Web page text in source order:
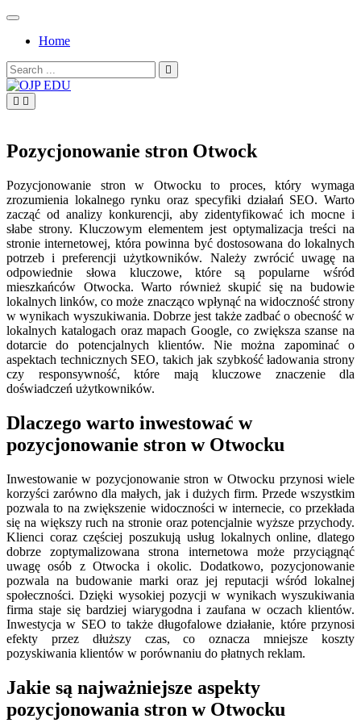
Skip
contentHome
Search
for:
Pozycjonowanie stron Otwock
Pozycjonowanie stron w Otwocku to proces, który wymaga
zrozumienia lokalnego rynku oraz specyfiki działań SEO. Warto
zacząć od analizy konkurencji, aby zidentyfikować ich mocne i
słabe strony. Kluczowym elementem jest optymalizacja treści na
stronie internetowej, która powinna być dostosowana do lokalnych
potrzeb i preferencji użytkowników. Należy zwrócić uwagę na
odpowiednie słowa kluczowe, które są popularne wśród
mieszkańców Otwocka. Warto również skupić się na budowie
lokalnych linków, co może znacząco wpłynąć na widoczność strony
w wynikach wyszukiwania. Dobrze jest także zadbać o obecność w
lokalnych katalogach oraz mapach Google, co zwiększa szanse na
dotarcie do potencjalnych klientów. Nie można zapominać o
aspektach technicznych SEO, takich jak szybkość ładowania strony
czy responsywność, które mają kluczowe znaczenie dla
doświadczeń użytkowników.
Dlaczego warto inwestować w
pozycjonowanie stron w Otwocku
Inwestowanie w pozycjonowanie stron w Otwocku przynosi wiele
korzyści zarówno dla małych, jak i dużych firm. Przede wszystkim
pozwala to na zwiększenie widoczności w internecie, co przekłada
się na większy ruch na stronie oraz potencjalnie wyższe przychody.
Klienci coraz częściej poszukują usług lokalnych online, dlatego
dobrze zoptymalizowana strona internetowa może przyciągnąć
uwagę osób z Otwocka i okolic. Dodatkowo, pozycjonowanie
pozwala na budowanie marki oraz jej reputacji wśród lokalnej
społeczności. Dzięki wysokiej pozycji w wynikach wyszukiwania
firma staje się bardziej wiarygodna i zaufana w oczach klientów.
Inwestycja w SEO to także długofalowe działanie, które przynosi
efekty przez dłuższy czas, co oznacza mniejsze koszty
pozyskiwania klientów w porównaniu do płatnych reklam.
Jakie są najważniejsze aspekty
pozycjonowania stron w Otwocku